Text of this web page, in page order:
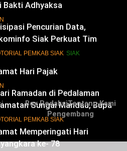
Bakti Adhyaksa
Hari Pajak
Memperingati Hari
ke- 78
Pencurian Data,
Siak Perkuat Tim
Insiden Siber Mendukung
PEMKAB SIAK SIAK
Ramadan di Pedalaman
Sungai Mandau, Bupati
Jemput Aspirasi Warga
PEMKAB SIAK
Box RedaksiTentang Kami
Pengembang